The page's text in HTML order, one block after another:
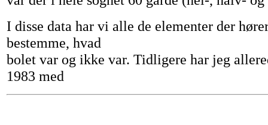
I disse data har vi alle de elementer der
bestemme, hvad
bolet var og ikke var. Tidligere har jeg
1983 med